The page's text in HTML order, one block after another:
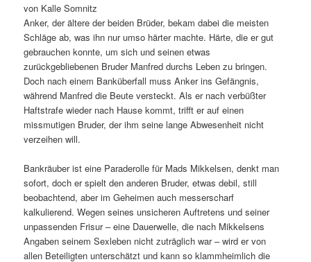
von Kalle Somnitz
Anker, der ältere der beiden Brüder, bekam dabei die meisten
Schläge ab, was ihn nur umso härter machte. Härte, die er gut
gebrauchen konnte, um sich und seinen etwas
zurückgebliebenen Bruder Manfred durchs Leben zu bringen.
Doch nach einem Banküberfall muss Anker ins Gefängnis,
während Manfred die Beute versteckt. Als er nach verbüßter
Haftstrafe wieder nach Hause kommt, trifft er auf einen
missmutigen Bruder, der ihm seine lange Abwesenheit nicht
verzeihen will.
Bankräuber ist eine Paraderolle für Mads Mikkelsen, denkt man
sofort, doch er spielt den anderen Bruder, etwas debil, still
beobachtend, aber im Geheimen auch messerscharf
kalkulierend. Wegen seines unsicheren Auftretens und seiner
unpassenden Frisur – eine Dauerwelle, die nach Mikkelsens
Angaben seinem Sexleben nicht zuträglich war – wird er von
allen Beteiligten unterschätzt und kann so klammheimlich die